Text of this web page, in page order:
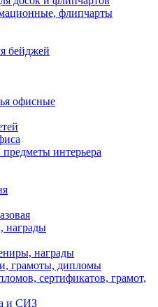
флипчарты
бейджей
офисные
интерьера
награды
награды
грамоты, дипломы
сертификатов, грамот,
и СИЗ